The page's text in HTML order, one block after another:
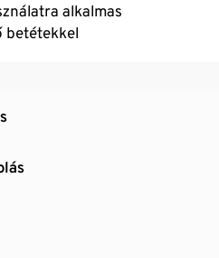
alkalmas
betétekkel